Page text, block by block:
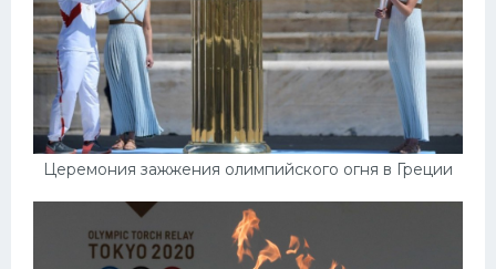
Церемония зажжения олимпийского огня в Греции
Тренажеры
Интерьер квартиры